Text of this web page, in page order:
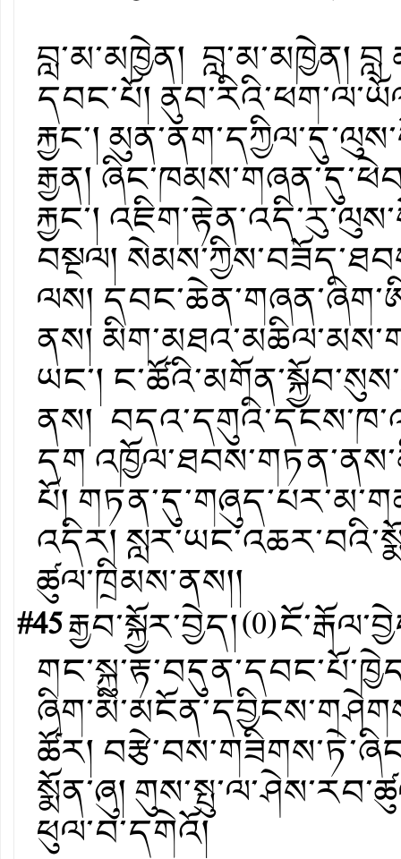
བླ་མ་མཁྱེན། བླ་མ་མཁྱེན། བླ
དབང་པོ།
རྐྱང་།
རྒྱན།
རྐྱང་།
བསྔལ།
ལས།
ནས།
ཡང་།
ནས།
དག
པོ།
འདིར།
ཚུལ་ཁྲིམས་ནས།།
#45རྒྱབ་སྐྱོར་བྱེད།(0)
ཚོར།
སྨོན་ཞུ།
ཕུལ་བ་དགེའོ།